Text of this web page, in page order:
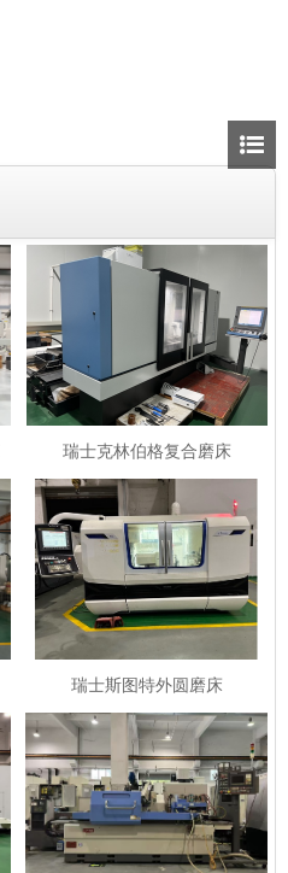
瑞士克林伯格复合磨床
瑞士斯图特外圆磨床